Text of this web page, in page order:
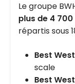
Le groupe
plus de 4
répartis sous
Best
scale
Best